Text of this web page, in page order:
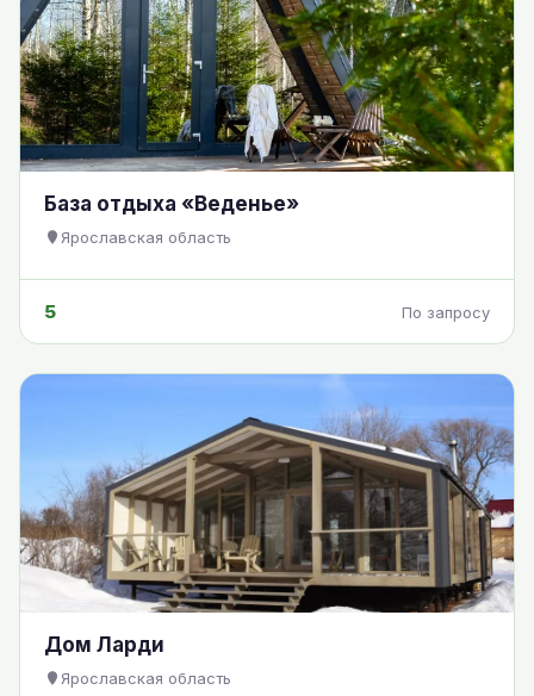
База отдыха «Веденье»
Ярославская область
5 По запросу
Дом Ларди
Ярославская область